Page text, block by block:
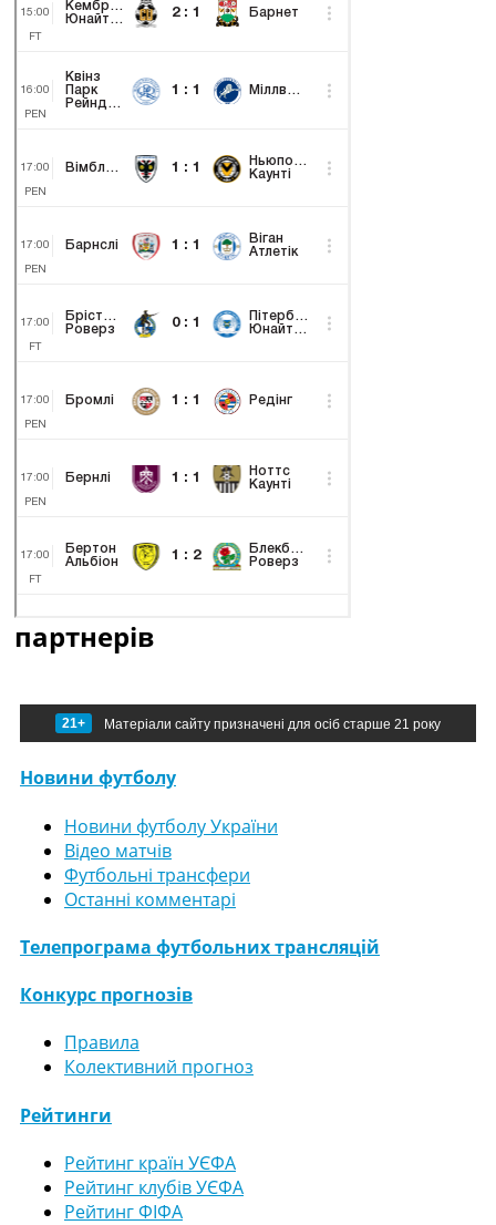
партнерів
21+ Матеріали сайту призначені для осіб старше 21 року
Новини футболу
Новини футболу України
Відео матчів
Футбольні трансфери
Останні комментарі
Телепрограма футбольних трансляцій
Конкурс прогнозів
Правила
Колективний прогноз
Рейтинги
Рейтинг країн УЄФА
Рейтинг клубів УЄФА
Рейтинг ФІФА